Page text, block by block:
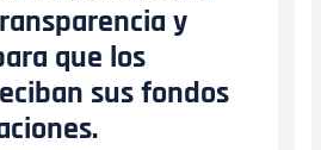
y
que los
sus fondos